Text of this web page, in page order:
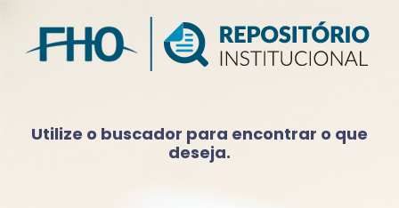
Utilize o buscador para encontrar o que
deseja.